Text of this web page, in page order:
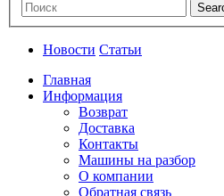
Новости Статьи
Главная
Информация
Возврат
Доставка
Контакты
Машины на разбор
О компании
Обратная связь